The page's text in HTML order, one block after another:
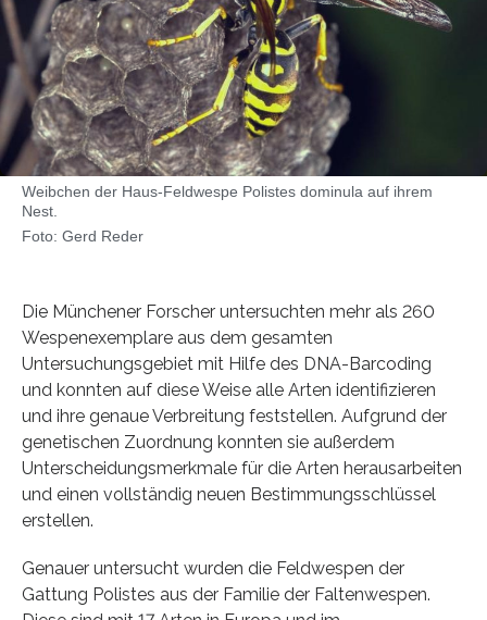
Weibchen der Haus-Feldwespe Polistes dominula auf ihrem
Nest.
Foto: Gerd Reder
Die Münchener Forscher untersuchten mehr als 260
Wespenexemplare aus dem gesamten
Untersuchungsgebiet mit Hilfe des DNA-Barcoding
und konnten auf diese Weise alle Arten identifizieren
und ihre genaue Verbreitung feststellen. Aufgrund der
genetischen Zuordnung konnten sie außerdem
Unterscheidungsmerkmale für die Arten herausarbeiten
und einen vollständig neuen Bestimmungsschlüssel
erstellen.
Genauer untersucht wurden die Feldwespen der
Gattung Polistes aus der Familie der Faltenwespen.